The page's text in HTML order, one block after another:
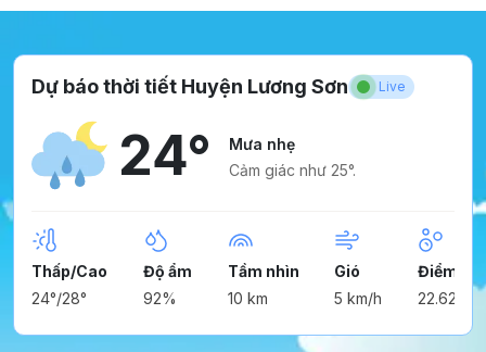
Dự báo thời tiết Huyện Lương Sơn Live
24°
Mưa nhẹ
Cảm giác như 25°.
Thấp/Cao
24°/28°
Độ ẩm
92%
Tầm nhìn
10 km
Gió
5 km/h
Điểm
22.62°